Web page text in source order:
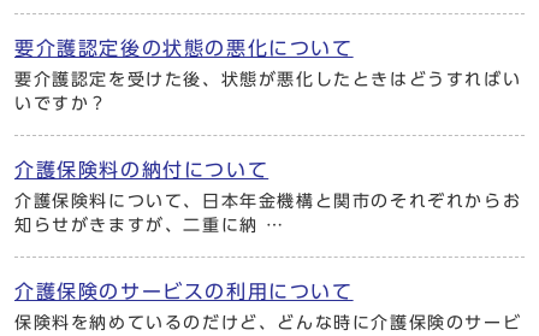
要介護認定後の状態の悪化について
要介護認定を受けた後、状態が悪化したときはどうすればい
いですか？
介護保険料の納付について
介護保険料について、日本年金機構と関市のそれぞれからお
知らせがきますが、二重に納 …
介護保険のサービスの利用について
保険料を納めているのだけど、どんな時に介護保険のサービ